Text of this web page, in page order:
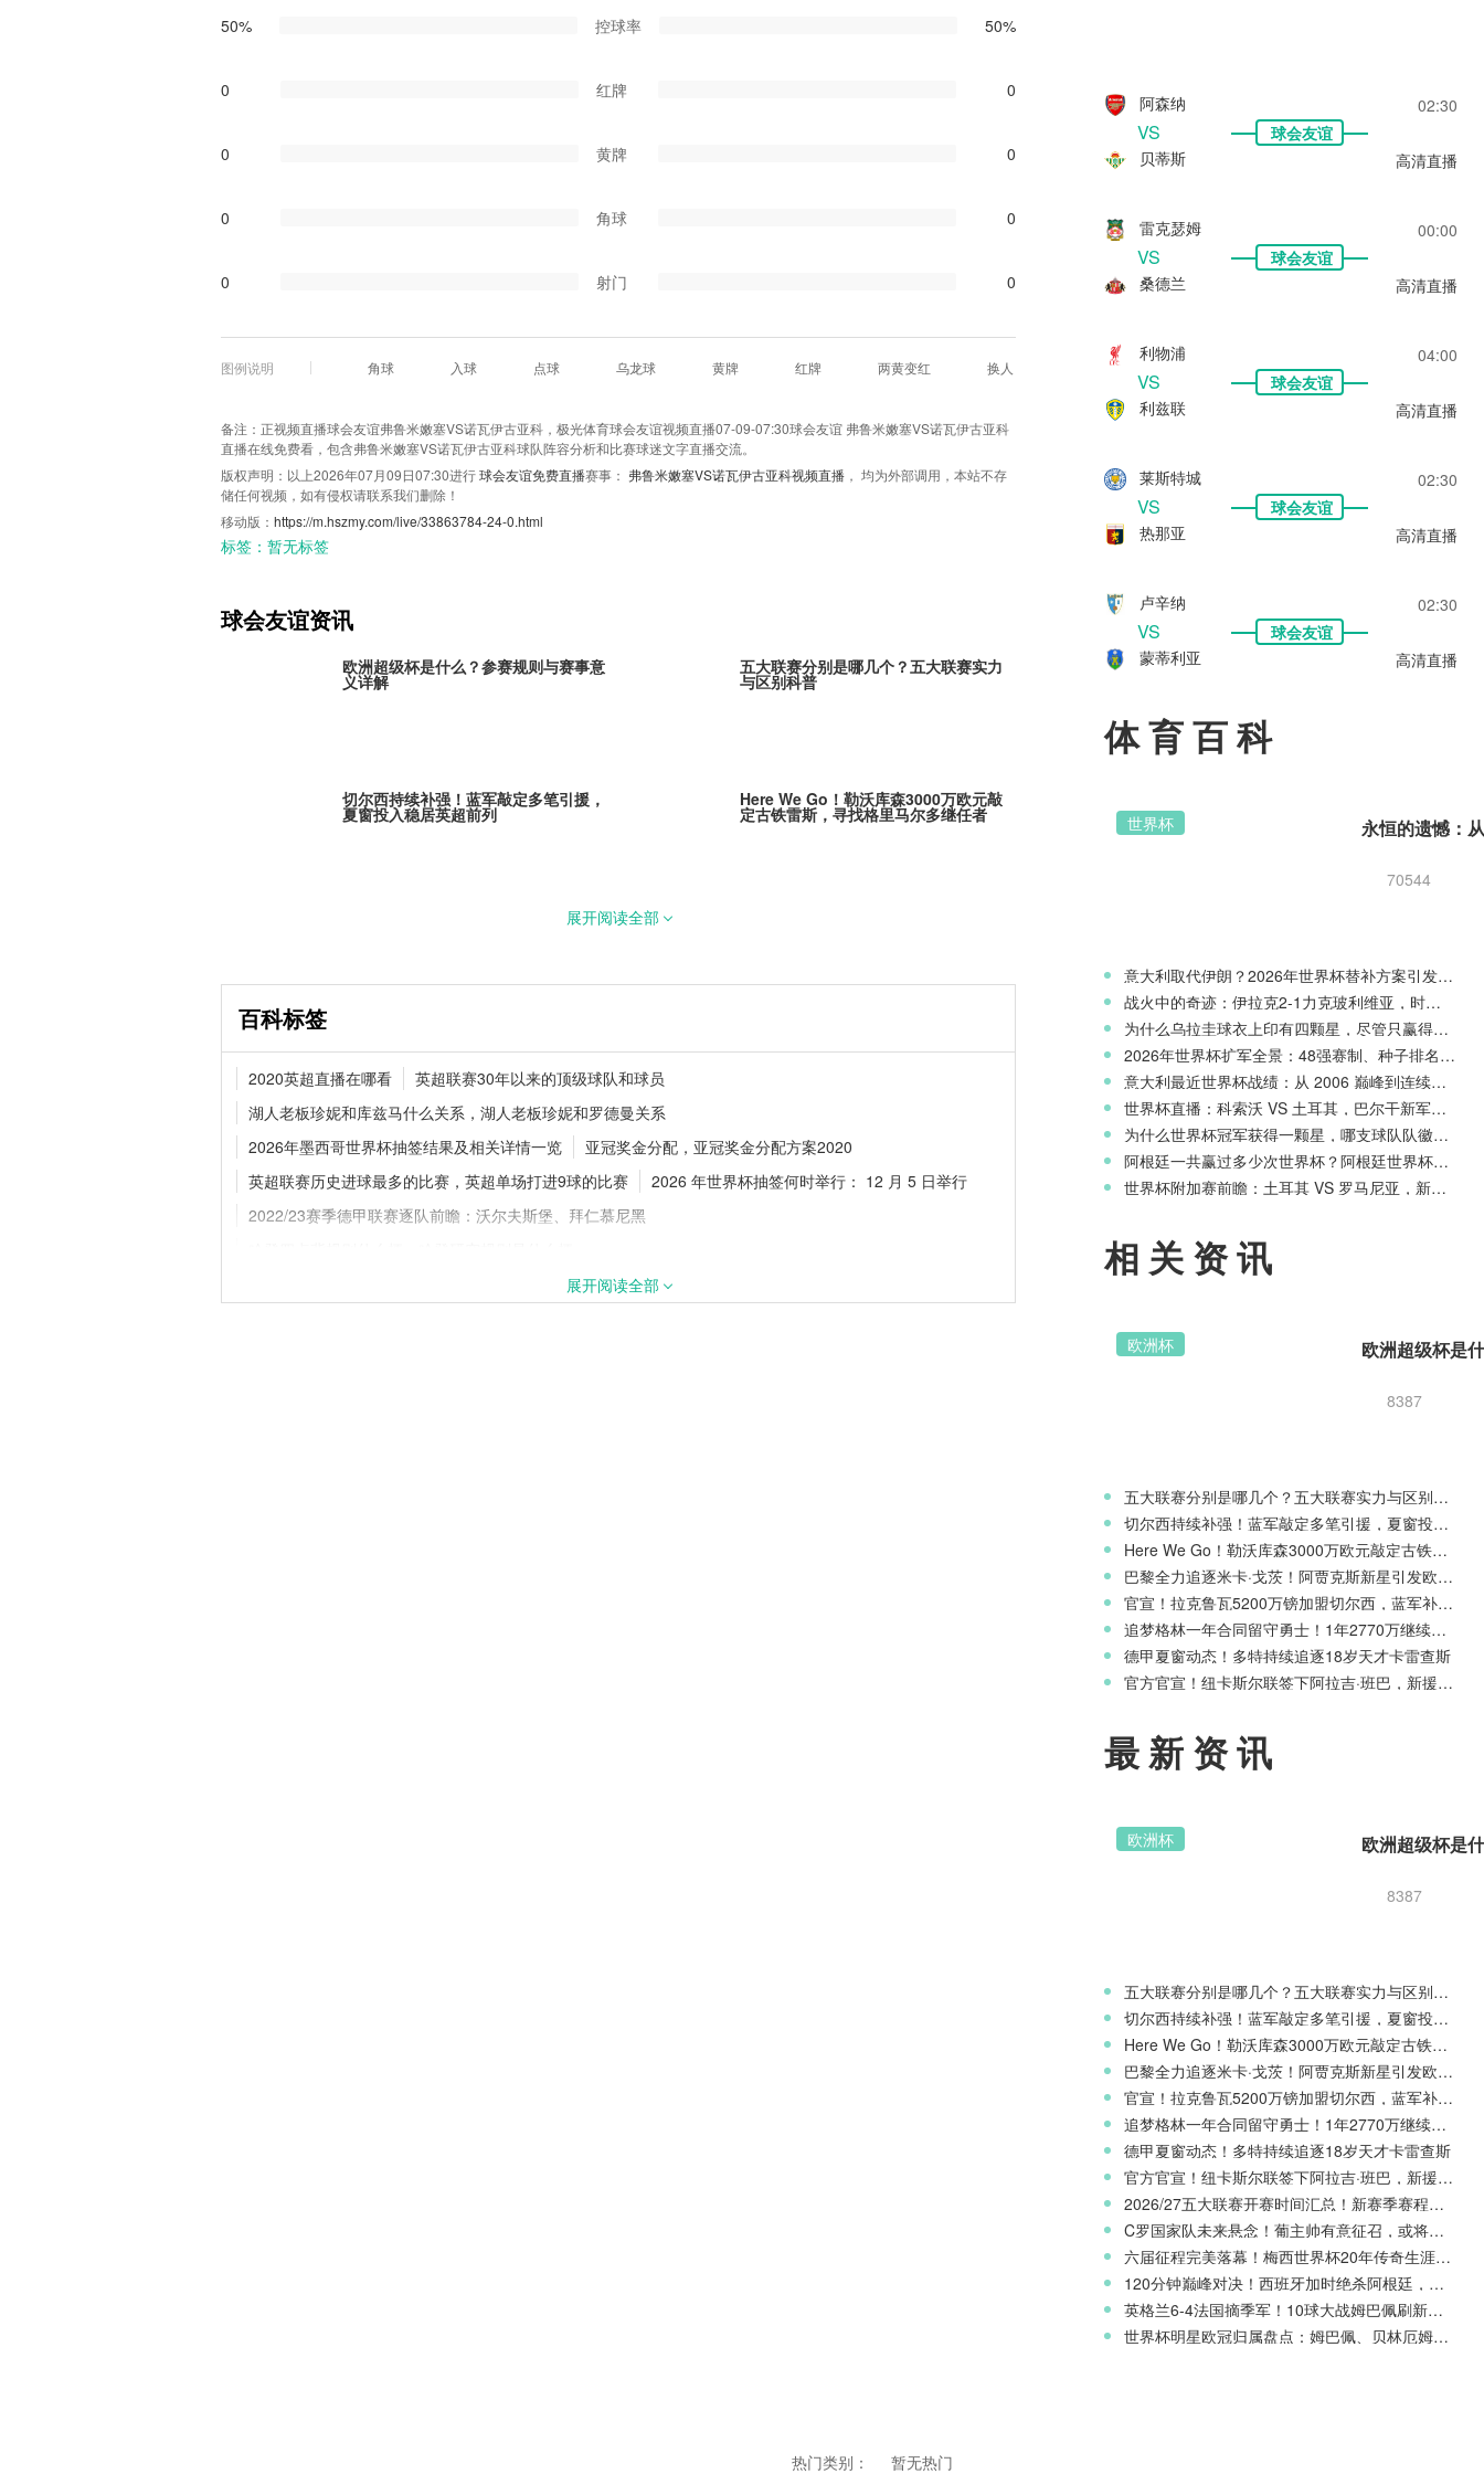
50% 控球率 50%
0 红牌 0
0 黄牌 0
0 角球 0
0 射门 0
图例说明 角球 入球 点球 乌龙球 黄牌 红牌 两黄变红 换人
备注：正视频直播球会友谊弗鲁米嫩塞VS诺瓦伊古亚科，极光体育球会友谊视频直播07-09-07:30球会友谊 弗鲁米嫩塞VS诺瓦伊古亚科
直播在线免费看，包含弗鲁米嫩塞VS诺瓦伊古亚科球队阵容分析和比赛球迷文字直播交流。
版权声明：以上2026年07月09日07:30进行球会友谊免费直播赛事： 弗鲁米嫩塞VS诺瓦伊古亚科视频直播 ， 均为外部调用，本站不存
储任何视频，如有侵权请联系我们删除！
移动版： https://m.hszmy.com/live/33863784-24-0.html
标签： 暂无标签
球会友谊资讯
欧洲超级杯是什么？参赛规则与赛事意
义详解
五大联赛分别是哪几个？五大联赛实力
与区别科普
切尔西持续补强！蓝军敲定多笔引援，
夏窗投入稳居英超前列
Here We Go！勒沃库森3000万欧元敲
定古铁雷斯，寻找格里马尔多继任者
巴黎全力追逐米卡·戈茨！阿贾克斯新星
追梦格林一年合同留守勇士！1年2770万
继续搭档库里
官方官宣！纽卡斯尔联签下阿拉吉·班
巴，新援身披8号战袍
2026/27五大联赛开赛时间汇总！新赛季
展开阅读全部
百科标签
2020英超直播在哪看
英超联赛30年以来的顶级球队和球员
湖人老板珍妮和库兹马什么关系，湖人老板珍妮和罗德曼关系
2026年墨西哥世界杯抽签结果及相关详情一览
亚冠奖金分配，亚冠奖金分配方案2020
英超联赛历史进球最多的比赛，英超单场打进9球的比赛
2026 年世界杯抽签何时举行： 12 月 5 日举行
2022/23赛季德甲联赛逐队前瞻：沃尔夫斯堡、拜仁慕尼黑
梅西加冕迈阿密队史射手王，再次刷新了历史夺冠次数纪录‌
展开阅读全部
阿森纳 02:30
VS
球会友谊
贝蒂斯
高清直播
雷克瑟姆 00:00
VS
球会友谊
桑德兰
高清直播
利物浦 04:00
VS
球会友谊
利兹联
高清直播
莱斯特城 02:30
VS
球会友谊
热那亚
高清直播
卢辛纳 02:30
VS
球会友谊
蒙蒂利亚
高清直播
体育百科
世界杯
70544
意大利取代伊朗？2026年世界杯替补方案引发争议
战火中的奇迹：伊拉克2-1力克玻利维亚，时隔40年重返世界杯舞台
为什么乌拉圭球衣上印有四颗星，尽管只赢得两次世界杯冠军？
2026年世界杯扩军全景：48强赛制、种子排名与淘汰赛新规则
意大利最近世界杯战绩：从 2006 巅峰到连续三届无缘正赛的沉沦
世界杯直播：科索沃 VS 土耳其，巴尔干新军迎战星月军团
为什么世界杯冠军获得一颗星，哪支球队队徽上星星最多？
阿根廷一共赢过多少次世界杯？阿根廷世界杯历史战绩一览
世界杯附加赛前瞻：土耳其 VS 罗马尼亚，新月之星主场冲击世界杯
相关资讯
欧洲杯
8387
五大联赛分别是哪几个？五大联赛实力与区别科普
切尔西持续补强！蓝军敲定多笔引援，夏窗投入稳居英超前列
Here We Go！勒沃库森3000万欧元敲定古铁雷斯，寻找格里马尔多继任者
巴黎全力追逐米卡·戈茨！阿贾克斯新星引发欧冠豪门争夺
官宣！拉克鲁瓦5200万镑加盟切尔西，蓝军补强后防线
追梦格林一年合同留守勇士！1年2770万继续搭档库里
德甲夏窗动态！多特持续追逐18岁天才卡雷查斯
官方官宣！纽卡斯尔联签下阿拉吉·班巴，新援身披8号战袍
最新资讯
欧洲杯
8387
五大联赛分别是哪几个？五大联赛实力与区别科普
切尔西持续补强！蓝军敲定多笔引援，夏窗投入稳居英超前列
Here We Go！勒沃库森3000万欧元敲定古铁雷斯，寻找格里马尔多继任者
巴黎全力追逐米卡·戈茨！阿贾克斯新星引发欧冠豪门争夺
官宣！拉克鲁瓦5200万镑加盟切尔西，蓝军补强后防线
追梦格林一年合同留守勇士！1年2770万继续搭档库里
德甲夏窗动态！多特持续追逐18岁天才卡雷查斯
官方官宣！纽卡斯尔联签下阿拉吉·班巴，新援身披8号战袍
2026/27五大联赛开赛时间汇总！新赛季赛程官宣
C罗国家队未来悬念！葡主帅有意征召，或将出战欧国联
六届征程完美落幕！梅西世界杯20年传奇生涯完整回顾
120分钟巅峰对决！西班牙加时绝杀阿根廷，斩获2026世界杯冠军
英格兰6-4法国摘季军！10球大战姆巴佩刷新世界杯纪录
世界杯明星欧冠归属盘点：姆巴佩、贝林厄姆新赛季欧战前景
热门类别： 暂无热门